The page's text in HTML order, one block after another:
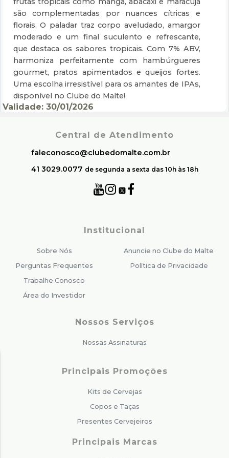
são complementadas por nuances cítricas e
florais. O paladar traz corpo aveludado, amargor
moderado e um final suculento e refrescante,
que destaca os sabores tropicais. Com 7% ABV,
harmoniza perfeitamente com hambúrgueres
gourmet, pratos apimentados e queijos fortes.
Uma escolha irresistível para os amantes de IPAs,
disponível no Clube do Malte!
Validade: 30/01/2026
Central de Atendimento
faleconosco@clubedomalte.com.br
41 3029.0077 de segunda a sexta das 10h às 18h
Institucional
Sobre Nós
Perguntas Frequentes
Trabalhe Conosco
Área do Investidor
Anuncie no Clube do Malte
Política de Privacidade
Nossos Serviços
Nossas Assinaturas
Principais Promoções
Kits de Cervejas
Copos e Taças
Presentes Cervejeiros
Principais Marcas